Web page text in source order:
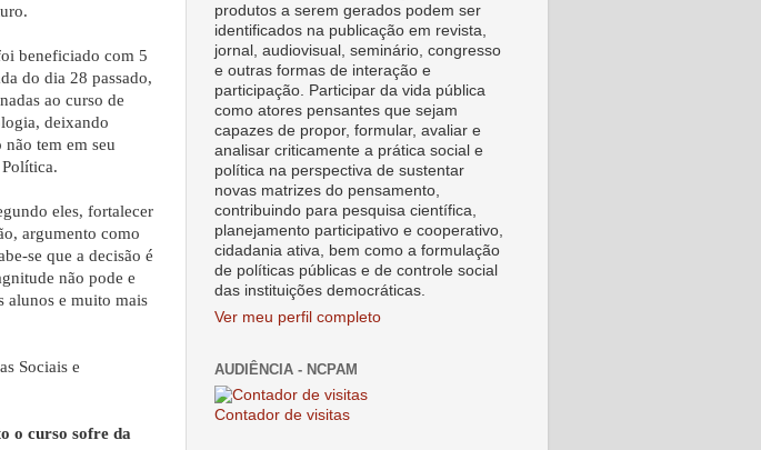
beneficiado com 5
do dia 28 passado,
ao curso de
deixando
tem em seu
eles, fortalecer
argumento como
se que a decisão é
não pode e
alunos e muito mais
Sociais e
o curso sofre da
produtos a serem gerados podem ser
identificados na publicação em revista,
jornal, audiovisual, seminário, congresso
e outras formas de interação e
participação. Participar da vida pública
como atores pensantes que sejam
capazes de propor, formular, avaliar e
analisar criticamente a prática social e
política na perspectiva de sustentar
novas matrizes do pensamento,
contribuindo para pesquisa científica,
planejamento participativo e cooperativo,
cidadania ativa, bem como a formulação
de políticas públicas e de controle social
das instituições democráticas.
Ver meu perfil completo
AUDIÊNCIA - NCPAM
Contador de visitas